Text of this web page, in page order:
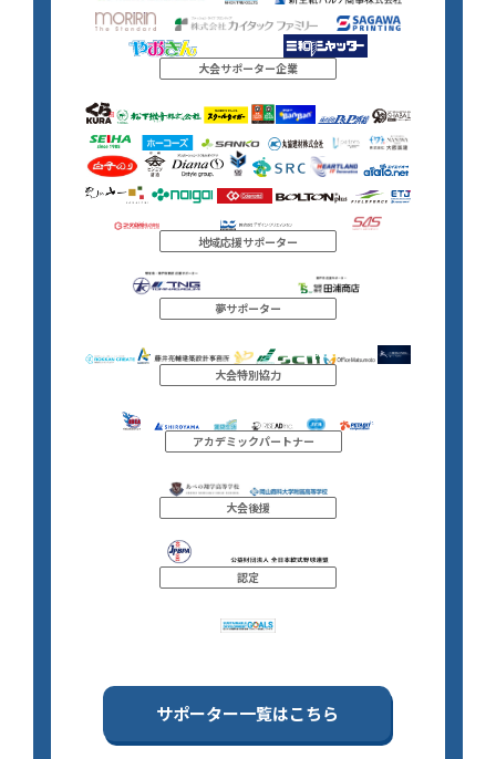
大会サポーター企業
地域応援サポーター
夢サポーター
大会特別協力
アカデミックパートナー
大会後援
認定
サポーター一覧はこちら